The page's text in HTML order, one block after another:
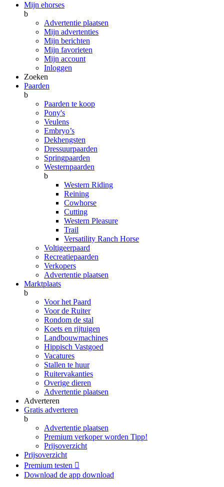
Mijn ehorses
b
Advertentie plaatsen
Mijn advertenties
Mijn berichten
Mijn favorieten
Mijn account
Inloggen
Zoeken
Paarden
b
Paarden te koop
Pony's
Veulens
Embryo’s
Dekhengsten
Dressuurpaarden
Springpaarden
Westernpaarden
b
Western Riding
Reining
Cowhorse
Cutting
Western Pleasure
Trail
Versatility Ranch Horse
Voltigeerpaard
Recreatiepaarden
Verkopers
Advertentie plaatsen
Marktplaats
b
Voor het Paard
Voor de Ruiter
Rondom de stal
Koets en rijtuigen
Landbouwmachines
Hippisch Vastgoed
Vacatures
Stallen te huur
Ruitervakanties
Overige dieren
Advertentie plaatsen
Adverteren
Gratis adverteren
b
Advertentie plaatsen
Premium verkoper worden Tipp!
Prijsoverzicht
Prijsoverzicht
Premium testen 
Download de app download